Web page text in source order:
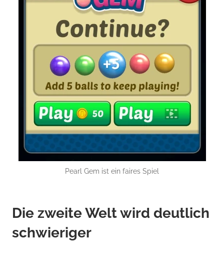
Pearl Gem ist ein faires Spiel
Die zweite Welt wird deutlich
schwieriger